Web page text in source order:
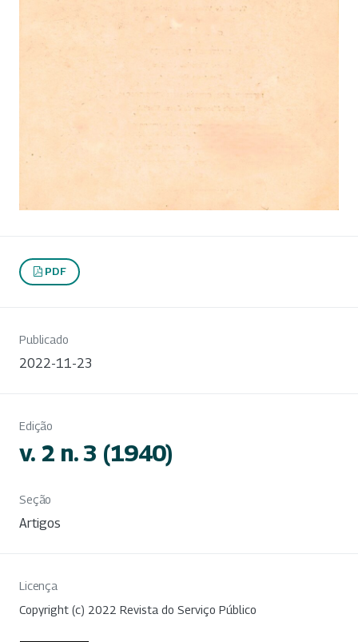
PDF
Publicado
2022-11-23
Edição
v. 2 n. 3 (1940)
Seção
Artigos
Licença
Copyright (c) 2022 Revista do Serviço Público